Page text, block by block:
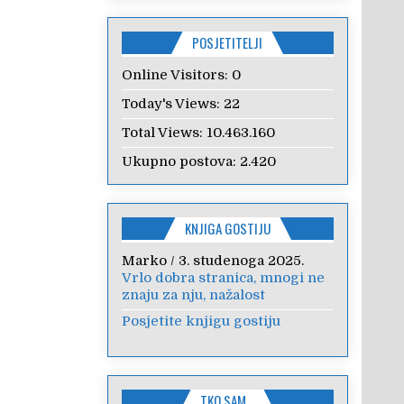
POSJETITELJI
Online Visitors: 0
Today's Views: 22
Total Views: 10.463.160
Ukupno postova: 2.420
KNJIGA GOSTIJU
Marko/ 3. studenoga 2025.
Vrlo dobra stranica, mnogi ne
znaju za nju, nažalost
Posjetite knjigu gostiju
TKO SAM…